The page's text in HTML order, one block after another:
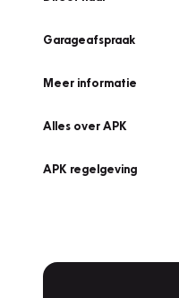
Garageafspraak
Meer informatie
Alles over APK
APK regelgeving